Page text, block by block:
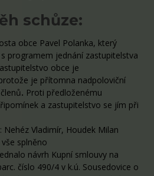
schůze:
obce Pavel Polanka, který
programem jednání zastupitelstva
obce je
je přítomna nadpoloviční
. Proti předloženému
a zastupitelstvo se jím při
Vladimír, Houdek Milan
splněno
návrh Kupní smlouvy na
číslo 490/4 v k.ú. Sousedovice o